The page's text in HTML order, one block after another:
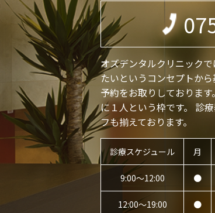
オズデンタルクリニック
たいというコンセプトか
予約をお取りしておりま
に１人という枠です。 診
フも揃えております。
診療スケジュール 月
9:00〜12:00 ●
12:00〜19:00 ●